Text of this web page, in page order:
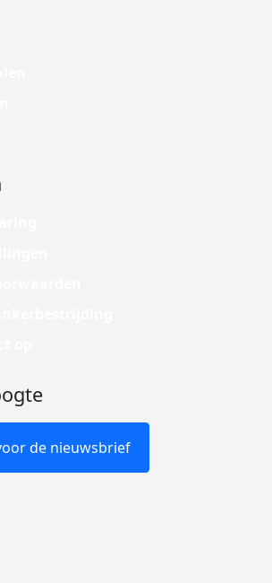
de nieuwsbrief